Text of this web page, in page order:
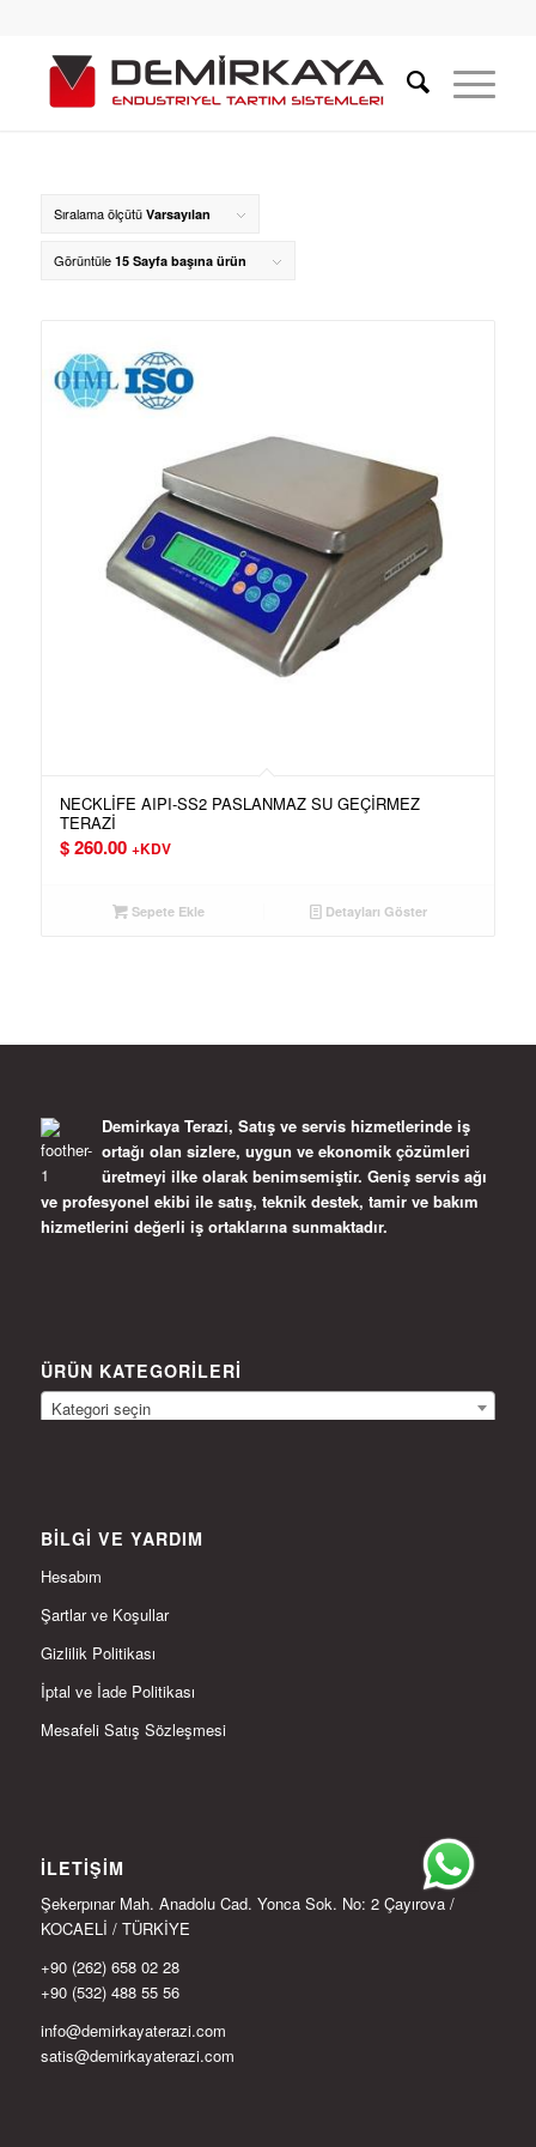
Sıralama ölçütü Varsayılan
Görüntüle 15 Sayfa başına ürün
NECKLİFE AIPI-SS2 PASLANMAZ SU GEÇİRMEZ
TERAZİ
$260.00 +KDV
Sepete Ekle Detayları Göster
Demirkaya Terazi, Satış ve servis hizmetlerinde iş
ortağı olan sizlere, uygun ve ekonomik çözümleri
üretmeyi ilke olarak benimsemiştir. Geniş servis ağı
ve profesyonel ekibi ile satış, teknik destek, tamir ve bakım
hizmetlerini değerli iş ortaklarına sunmaktadır.
ÜRÜN KATEGORILERI
Kategori seçin
BILGI VE YARDIM
Hesabım
Şartlar ve Koşullar
Gizlilik Politikası
İptal ve İade Politikası
Mesafeli Satış Sözleşmesi
İLETIŞIM
Şekerpınar Mah. Anadolu Cad. Yonca Sok. No: 2 Çayırova /
KOCAELİ / TÜRKİYE
+90 (262) 658 02 28
+90 (532) 488 55 56
info@demirkayaterazi.com
satis@demirkayaterazi.com